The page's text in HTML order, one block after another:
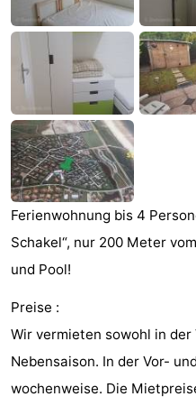
Joossesweg
-
Kustlicht
Meerpaal
Strandcamping
Valkenisse
-
Zee,
Bos
en
Duin
Hotels
Zimmer
(mit
Frühstück)
Lastminutes
Strand
&
-
Ferienwohnung bis 4
Schakel“, nur 200 Meter
und Pool!
Preise :
Wir vermieten sowohl in der
Nebensaison. In der Vor-
wochenweise. Die